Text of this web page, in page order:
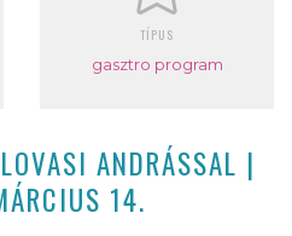
TÍPUS
gasztro program
ANDRÁSSAL |
14.